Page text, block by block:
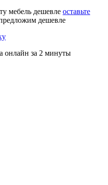
мебель дешевле оставьте
дешевле
онлайн за 2 минуты